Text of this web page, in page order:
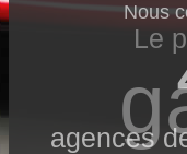
Nous
agences
Le